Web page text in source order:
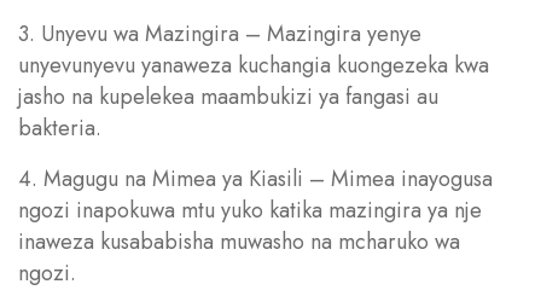
3. Unyevu wa Mazingira – Mazingira yenye
unyevunyevu yanaweza kuchangia kuongezeka kwa
jasho na kupelekea maambukizi ya fangasi au
bakteria.
4. Magugu na Mimea ya Kiasili – Mimea inayogusa
ngozi inapokuwa mtu yuko katika mazingira ya nje
inaweza kusababisha muwasho na mcharuko wa
ngozi.